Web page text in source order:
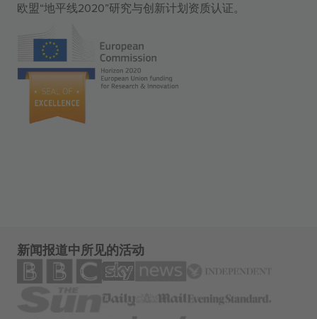
欧盟“地平线2020”研究与创新计划资质认证。
新闻报道中所见的活动